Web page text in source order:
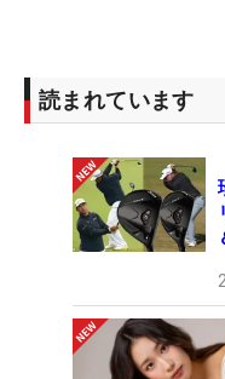
読まれています